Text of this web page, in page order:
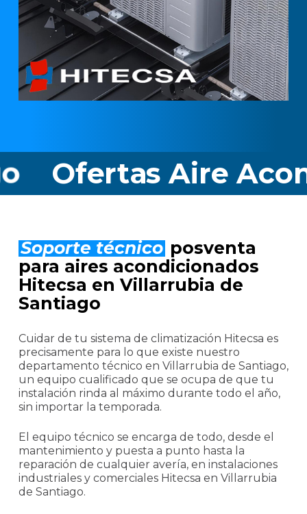
Aire
Soporte técnico posventa
para aires acondicionados
Hitecsa en Villarrubia de
Santiago
Cuidar de tu sistema de climatización Hitecsa es
precisamente para lo que existe nuestro
departamento técnico en Villarrubia de Santiago,
un equipo cualificado que se ocupa de que tu
instalación rinda al máximo durante todo el año,
sin importar la temporada.
El equipo técnico se encarga de todo, desde el
mantenimiento y puesta a punto hasta la
reparación de cualquier avería, en instalaciones
industriales y comerciales Hitecsa en Villarrubia
de Santiago.